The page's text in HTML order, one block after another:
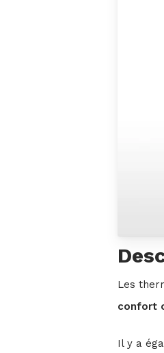
Les
confort
Il y a